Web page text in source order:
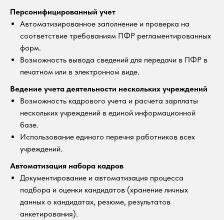
Персонифицированный учет
Автоматизированное заполнение и проверка на
соответствие требованиям ПФР регламентированных
форм.
Возможность вывода сведений для передачи в ПФР в
печатном или в электронном виде.
Ведение учета деятельности нескольких учреждений
Возможность кадрового учета и расчета зарплаты
нескольких учреждений в единой информационной
базе.
Использование единого перечня работников всех
учреждений.
Автоматизация набора кадров
Документирование и автоматизация процесса
подбора и оценки кандидатов (хранение личных
данных о кандидатах, резюме, результатов
анкетирования).